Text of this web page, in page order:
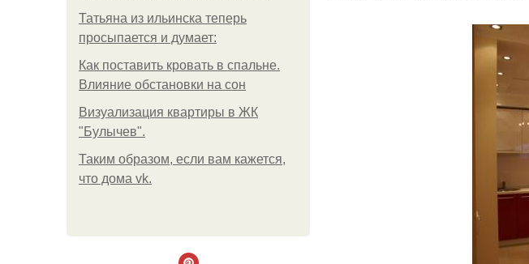
Татьяна из ильинска теперь
просыпается и думает:
Как поставить кровать в спальне.
Влияние обстановки на сон
Визуализация квартиры в ЖК
"Булычев".
Таким образом, если вам кажется,
что дома vk.